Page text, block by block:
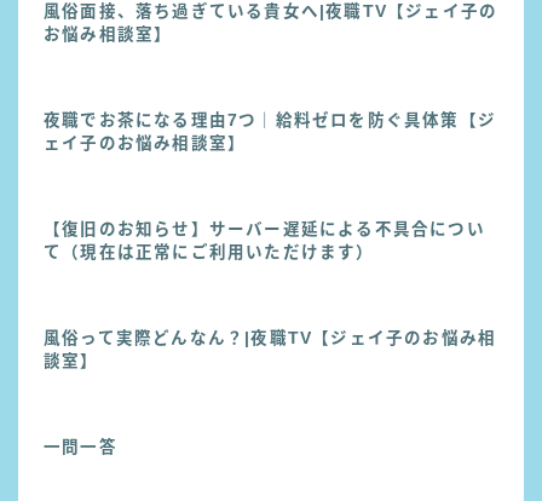
風俗面接、落ち過ぎている貴女へ|夜職TV【ジェイ子の
お悩み相談室】
夜職でお茶になる理由7つ｜給料ゼロを防ぐ具体策【ジ
ェイ子のお悩み相談室】
【復旧のお知らせ】サーバー遅延による不具合につい
て（現在は正常にご利用いただけます）
風俗って実際どんなん？|夜職TV【ジェイ子のお悩み相
談室】
一問一答